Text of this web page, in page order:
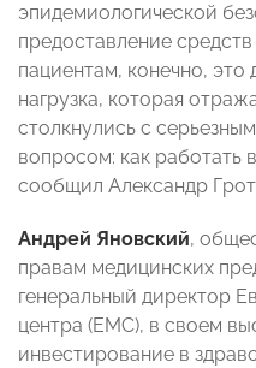
эпидемиологической
предоставление
пациентам, конечно, это
нагрузка, которая
столкнулись с
вопросом: как
сообщил Александр Грот.
Андрей Яновский,
правам медицинских
генеральный директор
центра (ЕМС), в своем
инвестирование в